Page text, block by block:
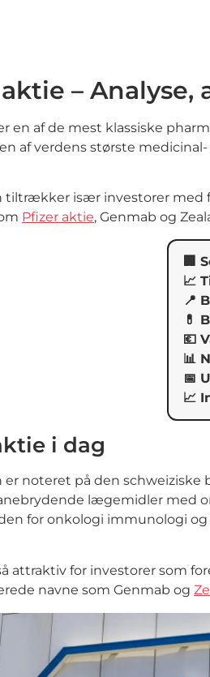
–
en af de mest klassiske
af verdens største
tiltrækker især investorer med
Pfizer aktie, Genmab og
🏢
📈
📍
💊
💶
📊
📅
📈
i dag
er noteret på den
lægemidler med
for onkologi immunologi
attraktiv for investorer som
navne som Genmab og